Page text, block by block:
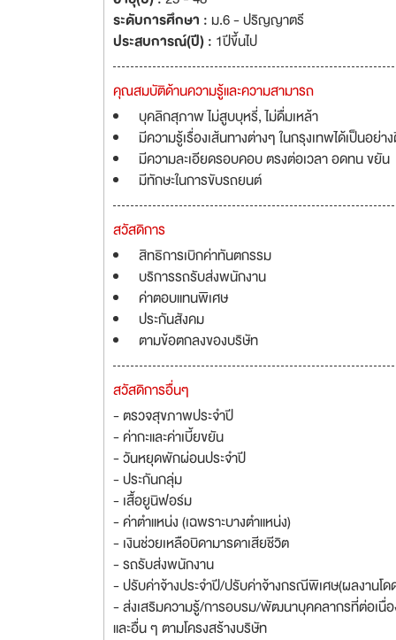
ระดับการศึกษา : ม.6 - ปริญญาตรี
ประสบการณ์(ปี) : 1ปีขึ้นไป
คุณสมบัติด้านความรู้และความสามารถ
บุคลิกสุภาพ ไม่สูบบุหรี่, ไม่ดื่มเหล้า
มีความรู้เรื่องเส้นทางต่างๆ ในกรุงเทพได้เป็นอย่า
มีความละเอียดรอบคอบ ตรงต่อเวลา อดทน ขยัน
มีทักษะในการขับรถยนต์
สวัสดิการ
สิทธิการเบิกค่าทันตกรรม
บริการรถรับส่งพนักงาน
ค่าตอบแทนพิเศษ
ประกันสังคม
ตามข้อตกลงของบริษัท
สวัสดิการอื่นๆ
- ตรวจสุขภาพประจำปี
- ค่ากะและค่าเบี้ยขยัน
- วันหยุดพักผ่อนประจำปี
- ประกันกลุ่ม
- เสื้อยูนิฟอร์ม
- ค่าตำแหน่ง (เฉพราะบางตำแหน่ง)
- เงินช่วยเหลือบิดามารดาเสียชีวิต
- รถรับส่งพนักงาน
- ปรับค่าจ้างประจำปี/ปรับค่าจ้างกรณีพิเศษ(ผลงานโด
- ส่งเสริมความรู้/การอบรม/พัฒนาบุคคลากรที่ต่อเนื่อ
และอื่น ๆ ตามโครงสร้างบริษัท